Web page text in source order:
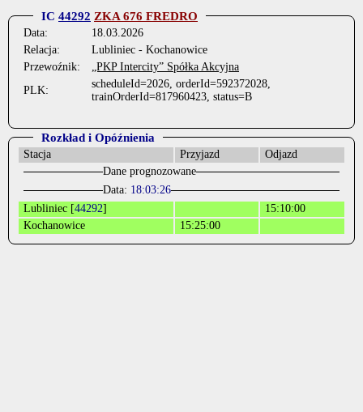
IC 44292 ZKA 676 FREDRO
Data:
18.03.2026
Relacja:
Lubliniec - Kochanowice
Przewoźnik:
„PKP Intercity” Spółka Akcyjna
PLK:
scheduleId=2026, orderId=592372028,
trainOrderId=817960423, status=B
Rozkład i Opóźnienia
Stacja Przyjazd
Odjazd
Dane prognozowane
Data: 18:03:26
Lubliniec [44292]
15:10:00
Kochanowice
15:25:00